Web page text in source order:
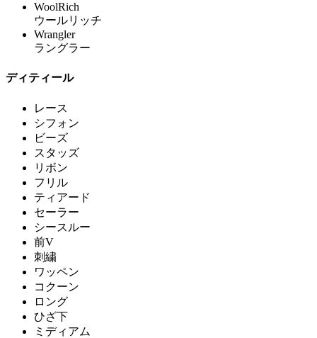
WoolRich
ウールリッチ
Wrangler
ラングラー
ディティール
レース
シフォン
ビーズ
スタッズ
リボン
フリル
ティアード
セーラー
シースルー
前V
刺繍
ワッペン
コクーン
ロング
ひざ下
ミディアム